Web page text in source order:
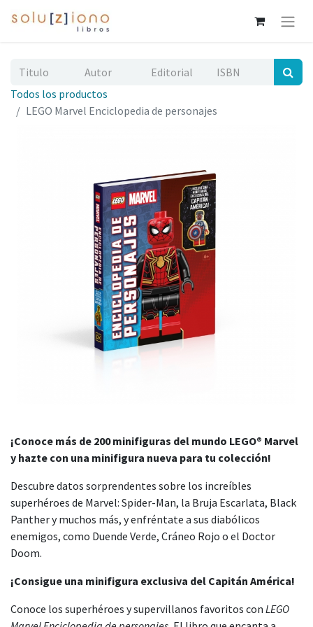
Todos los productos
LEGO Marvel Enciclopedia de personajes
¡Conoce más de 200 minifiguras del mundo LEGO® Marvel
y hazte con una minifigura nueva para tu colección!
Descubre datos sorprendentes sobre los increíbles
superhéroes de Marvel: Spider-Man, la Bruja Escarlata, Black
Panther y muchos más, y enfréntate a sus diabólicos
enemigos, como Duende Verde, Cráneo Rojo o el Doctor
Doom.
¡Consigue una minifigura exclusiva del Capitán América!
Conoce los superhéroes y supervillanos favoritos con LEGO